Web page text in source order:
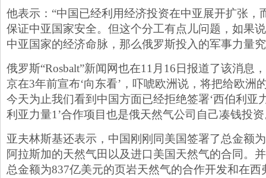
他表示：“中国已经利用经济投资在中亚展开扩张，
保证中亚国家安全。但这个分工有点儿问题，如果
中亚国家的经济命脉，那么俄罗斯投入的军事力量
俄罗斯“Rosbalt”新闻网也在11月16日报道了该消息
京在3年前宣布‘向东看’，吓唬欧洲说，将把给欧洲
今天为止我们看到中国方面已经拒绝签署‘西伯利亚
利亚力量1’合作项目也是俄天然气公司自己凑钱投资
亚夫林斯基还表示，中国刚刚同美国签署了总金额
阿拉斯加的天然气田以及进口美国天然气的合同。
总金额为837亿美元的页岩天然气的合作开发和在